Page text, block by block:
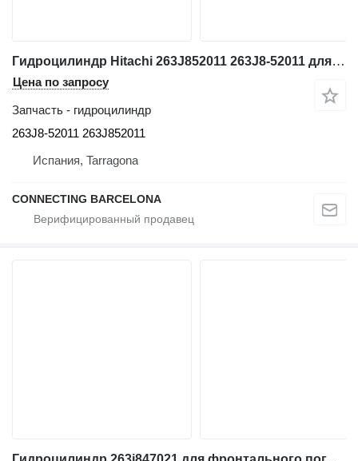
Гидроцилиндр Hitachi 263J852011 263J8-52011 для фронтального погрузчика Hitachi ZW310
Цена по запросу
Запчасть - гидроцилиндр
263J8-52011 263J852011
Испания, Tarragona
CONNECTING BARCELONA